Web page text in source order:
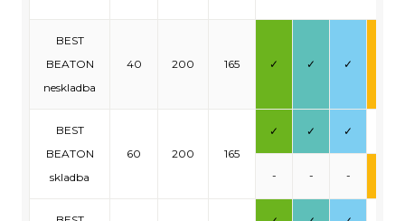
BEST
BEATON
neskladba
40 200 165 ✓ ✓ ✓
BEST
BEATON
skladba
60 200 165
✓ ✓ ✓
- - -